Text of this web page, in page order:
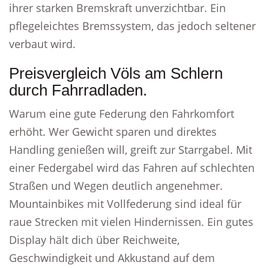
ihrer starken Bremskraft unverzichtbar. Ein
pflegeleichtes Bremssystem, das jedoch seltener
verbaut wird.
Preisvergleich Völs am Schlern
durch Fahrradladen.
Warum eine gute Federung den Fahrkomfort
erhöht. Wer Gewicht sparen und direktes
Handling genießen will, greift zur Starrgabel. Mit
einer Federgabel wird das Fahren auf schlechten
Straßen und Wegen deutlich angenehmer.
Mountainbikes mit Vollfederung sind ideal für
raue Strecken mit vielen Hindernissen. Ein gutes
Display hält dich über Reichweite,
Geschwindigkeit und Akkustand auf dem